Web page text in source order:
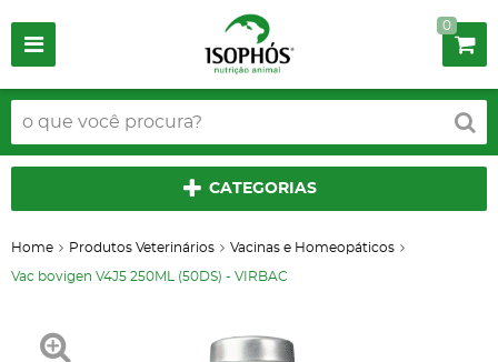
0
CATEGORIAS
Home Produtos Veterinários Vacinas e Homeopáticos
Vac bovigen V4J5 250ML (50DS) - VIRBAC